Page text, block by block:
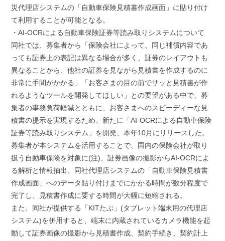
災代理店システムの「自動車保険見積書作成画面」に貼り付け
て利用することが可能となる。
・AI-OCRによる自動車保険証券等読み取りシステムについて
同社では、募集者から「保険会社によって、同じ補償内容であ
っても証券上の表記は異なる場合が多く、証券のレイアウトも
異なることから、他社の証券を見ながら見積書を作成するのに
非常に手間がかかる」「お客さまの目の前でサッと見積書が作
れるようなツールを開発してほしい」との要望がある中で、募
集者の事務負荷軽減とともに、お客さまへのスピーディーな見
積書の提示を実現するため、新たに「AI-OCRによる自動車保険
証券等読み取りシステム」を開発、本年10月にリリースした。
募集者が本システムを活用することで、国内の保険会社が取り
扱う自動車保険を対象に(注)、証券画像の撮影からAI-OCRによ
る解析と情報抽出、同社代理店システムの「自動車保険見積書
作成画面」へのデータ貼り付けまでにかかる時間が数分程度で
完了し、見積書作成に要する時間が大幅に短縮される。
また、同社が提供する「KITたぶ」(タブレット端末用の代理店
システム)を併用すると、端末に内蔵されているカメラ機能を起
動して証券画像の撮影から見積書作成、契約手続き、契約計上